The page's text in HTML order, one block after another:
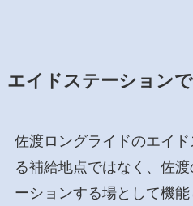
エイドステーション
佐渡ロングライドのエイ
る補給地点ではなく、佐
ーションする場として機